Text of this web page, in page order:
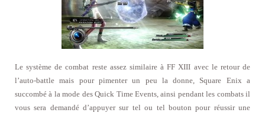
Le système de combat reste assez similaire à FF XIII avec le retour de
l’auto-battle mais pour pimenter un peu la donne, Square Enix a
succombé à la mode des Quick Time Events, ainsi pendant les combats il
vous sera demandé d’appuyer sur tel ou tel bouton pour réussir une